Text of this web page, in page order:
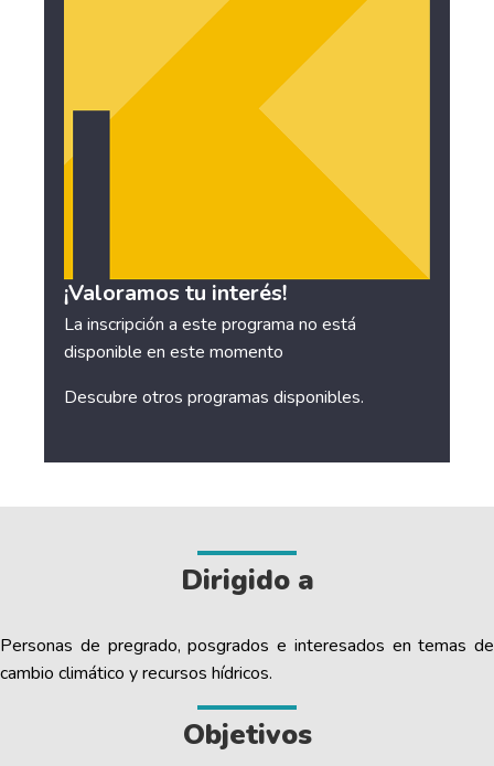
¡Valoramos tu interés!
La inscripción a este programa no está
disponible en este momento
Descubre otrosprogramas disponibles.
Dirigido a
Personas de pregrado, posgrados e interesados en temas de
cambio climático y recursos hídricos.
Objetivos